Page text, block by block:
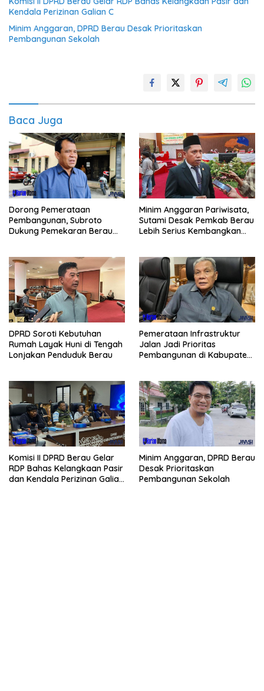
Kendala Perizinan Galian C
Minim Anggaran, DPRD Berau Desak Prioritaskan
Pembangunan Sekolah
Baca Juga
Dorong Pemerataan
Pembangunan, Subroto
Dukung Pemekaran Berau
Minim Anggaran Pariwisata,
Sutami Desak Pemkab Berau
Lebih Serius Kembangkan
DPRD Soroti Kebutuhan
Rumah Layak Huni di Tengah
Lonjakan Penduduk Berau
Pemerataan Infrastruktur
Jalan Jadi Prioritas
Pembangunan di Kabupaten
Komisi II DPRD Berau Gelar
RDP Bahas Kelangkaan Pasir
dan Kendala Perizinan Galian
Minim Anggaran, DPRD Berau
Desak Prioritaskan
Pembangunan Sekolah